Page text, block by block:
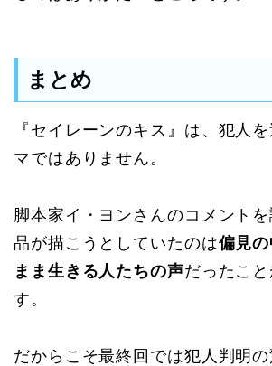
まとめ
『セイレーンのキス』は、犯人
マではありません。
脚本家イ・ヨンさんのコメント
品が描こうとしていたのは偏見
まま生きる人たちの声だったこ
す。
だからこそ最終回では犯人判明